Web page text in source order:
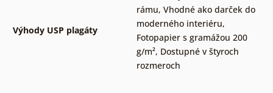
Výhody USP plagáty
rámu, Vhodné ako darček do
moderného interiéru,
Fotopapier s gramážou 200
g/m², Dostupné v štyroch
rozmeroch